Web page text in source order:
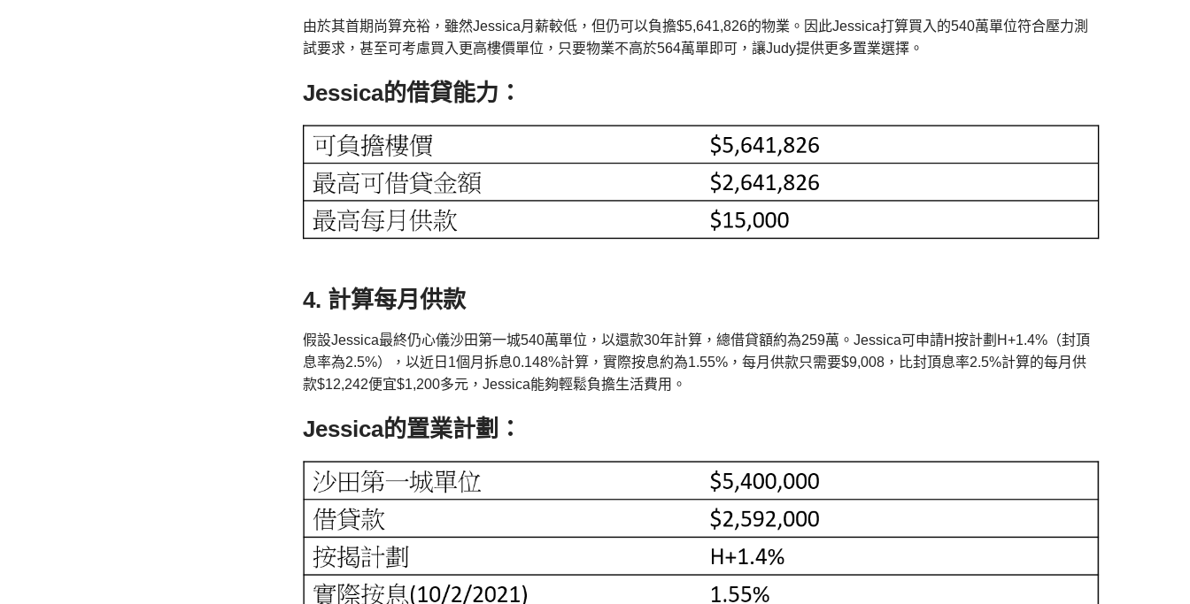
由於其首期尚算充裕，雖然Jessica月薪較低，但仍可以負擔$5,641,826的物業。因此Jessica打算買入的540萬單位符合壓力測
試要求，甚至可考慮買入更高樓價單位，只要物業不高於564萬單即可，讓Judy提供更多置業選擇。
Jessica的借貸能力：
4. 計算每月供款
假設Jessica最終仍心儀沙田第一城540萬單位，以還款30年計算，總借貸額約為259萬。Jessica可申請H按計劃H+1.4%（封頂
息率為2.5%），以近日1個月拆息0.148%計算，實際按息約為1.55%，每月供款只需要$9,008，比封頂息率2.5%計算的每月供
款$12,242便宜$1,200多元，Jessica能夠輕鬆負擔生活費用。
Jessica的置業計劃：